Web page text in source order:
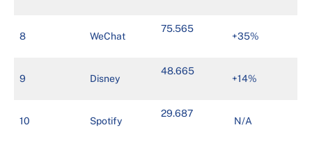
8 WeChat
75.565
+35%
9 Disney
48.665
+14%
10 Spotify
29.687
N/A